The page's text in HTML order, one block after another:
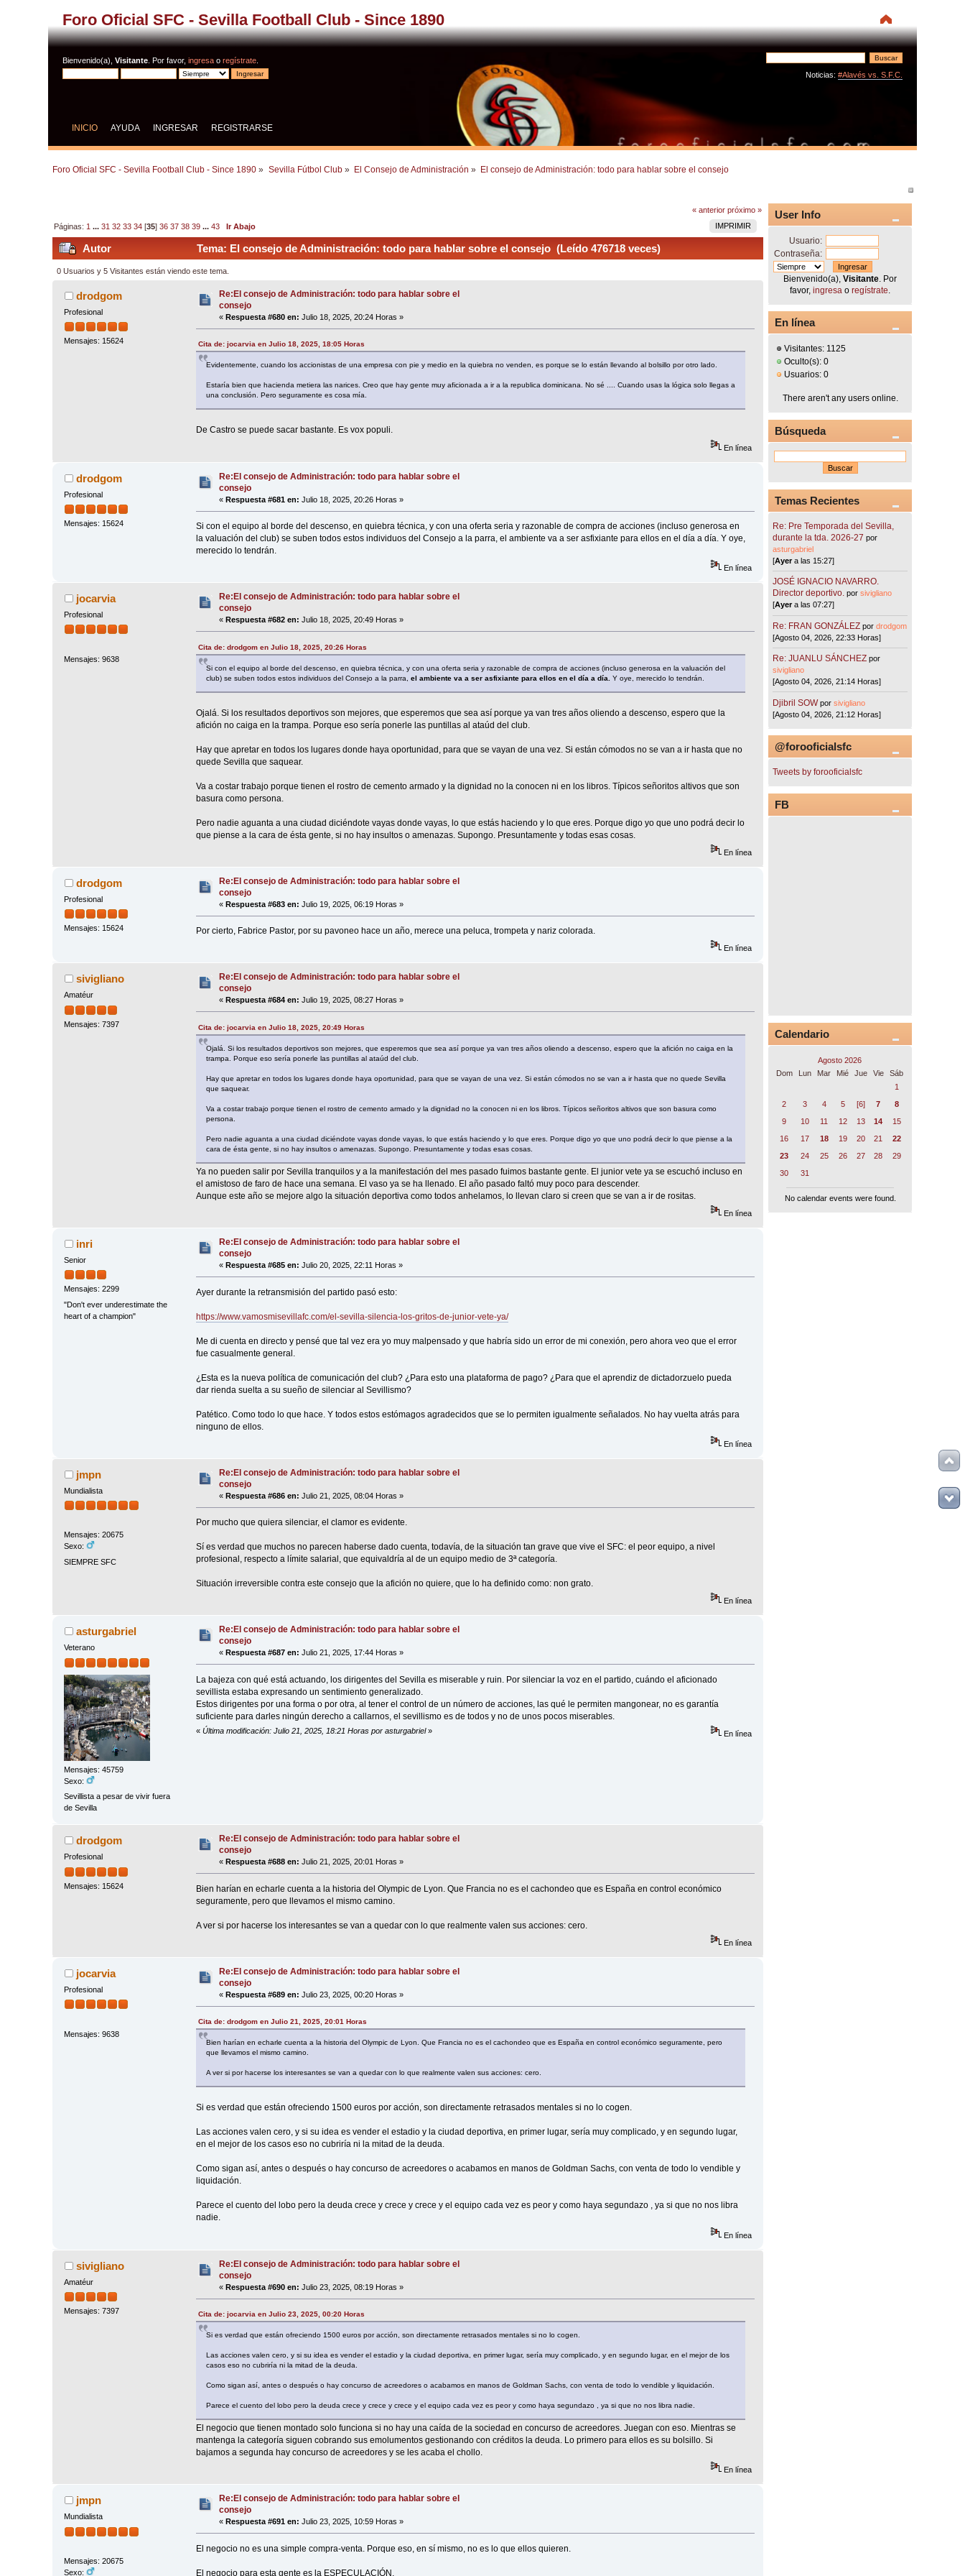
Foro Oficial SFC - Sevilla Football Club - Since 1890
Bienvenido(a),Visitante . Por favor,ingresa oregístrate
Noticias: #Alavés vs. S.F.C.
INICIO AYUDA INGRESAR REGISTRARSE
Foro Oficial SFC - Sevilla Football Club - Since 1890 » Sevilla Fútbol Club» El Consejo de Administración » El consejo de Administración: todo para hablar sobre el consejo
« anterior próximo »
IMPRIMIR
Páginas: 1 ...31 32 33 34 [35]36 37 38 39 ...43 Ir Abajo
Autor Tema: El consejo de Administración: todo para hablar sobre el consejo (Leído 476718 veces)
0 Usuarios y 5 Visitantes están viendo este tema.
drodgom
Profesional
Mensajes: 15624
Re:El consejo de Administración: todo para hablar sobre el
consejo
«Respuesta #680 en: Julio 18, 2025, 20:24 Horas »
Cita de: jocarvia en Julio 18, 2025, 18:05 Horas
Evidentemente, cuando los accionistas de una empresa con pie y medio en la quiebra no venden, es porque se lo están llevando al bolsillo por otro lado.
Estaría bien que hacienda metiera las narices. Creo que hay gente muy aficionada a ir a la republica dominicana. No sé .... Cuando usas la lógica solo llegas a
una conclusión. Pero seguramente es cosa mía.
De Castro se puede sacar bastante. Es vox populi.
En línea
drodgom
Profesional
Mensajes: 15624
Re:El consejo de Administración: todo para hablar sobre el
consejo
«Respuesta #681 en: Julio 18, 2025, 20:26 Horas »
Si con el equipo al borde del descenso, en quiebra técnica, y con una oferta seria y razonable de compra de acciones (incluso generosa en
la valuación del club) se suben todos estos individuos del Consejo a la parra, el ambiente va a ser asfixiante para ellos en el día a día. Y oye,
merecido lo tendrán.
En línea
jocarvia
Profesional
Mensajes: 9638
Re:El consejo de Administración: todo para hablar sobre el
consejo
« Respuesta #682 en: Julio 18, 2025, 20:49 Horas »
Cita de: drodgom en Julio 18, 2025, 20:26 Horas
Si con el equipo al borde del descenso, en quiebra técnica, y con una oferta seria y razonable de compra de acciones (incluso generosa en la valuación del
club) se suben todos estos individuos del Consejo a la parra, el ambiente va a ser asfixiante para ellos en el día a día. Y oye, merecido lo tendrán.
Ojalá. Si los resultados deportivos son mejores, que esperemos que sea así porque ya van tres años oliendo a descenso, espero que la
afición no caiga en la trampa. Porque eso sería ponerle las puntillas al ataúd del club.
Hay que apretar en todos los lugares donde haya oportunidad, para que se vayan de una vez. Si están cómodos no se van a ir hasta que no
quede Sevilla que saquear.
Va a costar trabajo porque tienen el rostro de cemento armado y la dignidad no la conocen ni en los libros. Típicos señoritos altivos que son
basura como persona.
Pero nadie aguanta a una ciudad diciéndote vayas donde vayas, lo que estás haciendo y lo que eres. Porque digo yo que uno podrá decir lo
que piense a la cara de ésta gente, si no hay insultos o amenazas. Supongo. Presuntamente y todas esas cosas.
En línea
drodgom
Profesional
Mensajes: 15624
Re:El consejo de Administración: todo para hablar sobre el
consejo
«Respuesta #683 en: Julio 19, 2025, 06:19 Horas »
Por cierto, Fabrice Pastor, por su pavoneo hace un año, merece una peluca, trompeta y nariz colorada.
En línea
sivigliano
Amatéur
Mensajes: 7397
Re:El consejo de Administración: todo para hablar sobre el
consejo
« Respuesta #684 en: Julio 19, 2025, 08:27 Horas »
Cita de: jocarvia en Julio 18, 2025, 20:49 Horas
Ojalá. Si los resultados deportivos son mejores, que esperemos que sea así porque ya van tres años oliendo a descenso, espero que la afición no caiga en la
trampa. Porque eso sería ponerle las puntillas al ataúd del club.
Hay que apretar en todos los lugares donde haya oportunidad, para que se vayan de una vez. Si están cómodos no se van a ir hasta que no quede Sevilla
que saquear.
Va a costar trabajo porque tienen el rostro de cemento armado y la dignidad no la conocen ni en los libros. Típicos señoritos altivos que son basura como
persona.
Pero nadie aguanta a una ciudad diciéndote vayas donde vayas, lo que estás haciendo y lo que eres. Porque digo yo que uno podrá decir lo que piense a la
cara de ésta gente, si no hay insultos o amenazas. Supongo. Presuntamente y todas esas cosas.
Ya no pueden salir por Sevilla tranquilos y a la manifestación del mes pasado fuimos bastante gente. El junior vete ya se escuchó incluso en
el amistoso de faro de hace una semana. El vaso ya se ha llenado. El año pasado faltó muy poco para descender.
Aunque este año se mejore algo la situación deportiva como todos anhelamos, lo llevan claro si creen que se van a ir de rositas.
En línea
inri
Senior
Mensajes: 2299
"Don't ever underestimate the
heart of a champion"
Re:El consejo de Administración: todo para hablar sobre el
consejo
«Respuesta #685 en: Julio 20, 2025, 22:11 Horas »
Ayer durante la retransmisión del partido pasó esto:
https://www.vamosmisevillafc.com/el-sevilla-silencia-los-gritos-de-junior-vete-ya/
Me di cuenta en directo y pensé que tal vez era yo muy malpensado y que habría sido un error de mi conexión, pero ahora veo que el error
fue casualmente general.
¿Esta es la nueva política de comunicación del club? ¿Para esto una plataforma de pago? ¿Para que el aprendiz de dictadorzuelo pueda
dar rienda suelta a su sueño de silenciar al Sevillismo?
Patético. Como todo lo que hace. Y todos estos estómagos agradecidos que se lo permiten igualmente señalados. No hay vuelta atrás para
ninguno de ellos.
En línea
jmpn
Mundialista
Mensajes: 20675
Sexo:
SIEMPRE SFC
Re:El consejo de Administración: todo para hablar sobre el
consejo
«Respuesta #686 en: Julio 21, 2025, 08:04 Horas »
Por mucho que quiera silenciar, el clamor es evidente.
Sí es verdad que muchos no parecen haberse dado cuenta, todavía, de la situación tan grave que vive el SFC: el peor equipo, a nivel
profesional, respecto a límite salarial, que equivaldría al de un equipo medio de 3ª categoría.
Situación irreversible contra este consejo que la afición no quiere, que lo ha definido como: non grato.
En línea
asturgabriel
Veterano
Mensajes: 45759
Sexo:
Sevillista a pesar de vivir fuera
de Sevilla
Re:El consejo de Administración: todo para hablar sobre el
consejo
« Respuesta #687 en: Julio 21, 2025, 17:44 Horas »
La bajeza con qué está actuando, los dirigentes del Sevilla es miserable y ruin. Por silenciar la voz en el partido, cuándo el aficionado
sevillista estaba expresando un sentimiento generalizado.
Estos dirigentes por una forma o por otra, al tener el control de un número de acciones, las qué le permiten mangonear, no es garantía
suficiente para darles ningún derecho a callarnos, el sevillismo es de todos y no de unos pocos miserables.
« Última modificación: Julio 21, 2025, 18:21 Horas por asturgabriel» En línea
drodgom
Profesional
Mensajes: 15624
Re:El consejo de Administración: todo para hablar sobre el
consejo
« Respuesta #688 en: Julio 21, 2025, 20:01 Horas »
Bien harían en echarle cuenta a la historia del Olympic de Lyon. Que Francia no es el cachondeo que es España en control económico
seguramente, pero que llevamos el mismo camino.
A ver si por hacerse los interesantes se van a quedar con lo que realmente valen sus acciones: cero.
En línea
jocarvia
Profesional
Mensajes: 9638
Re:El consejo de Administración: todo para hablar sobre el
consejo
«Respuesta #689 en: Julio 23, 2025, 00:20 Horas »
Cita de: drodgom en Julio 21, 2025, 20:01 Horas
Bien harían en echarle cuenta a la historia del Olympic de Lyon. Que Francia no es el cachondeo que es España en control económico seguramente, pero
que llevamos el mismo camino.
A ver si por hacerse los interesantes se van a quedar con lo que realmente valen sus acciones: cero.
Si es verdad que están ofreciendo 1500 euros por acción, son directamente retrasados mentales si no lo cogen.
Las acciones valen cero, y si su idea es vender el estadio y la ciudad deportiva, en primer lugar, sería muy complicado, y en segundo lugar,
en el mejor de los casos eso no cubriría ni la mitad de la deuda.
Como sigan así, antes o después o hay concurso de acreedores o acabamos en manos de Goldman Sachs, con venta de todo lo vendible y
liquidación.
Parece el cuento del lobo pero la deuda crece y crece y crece y el equipo cada vez es peor y como haya segundazo , ya si que no nos libra
nadie.
En línea
sivigliano
Amatéur
Mensajes: 7397
Re:El consejo de Administración: todo para hablar sobre el
consejo
«Respuesta #690 en: Julio 23, 2025, 08:19 Horas »
Cita de: jocarvia en Julio 23, 2025, 00:20 Horas
Si es verdad que están ofreciendo 1500 euros por acción, son directamente retrasados mentales si no lo cogen.
Las acciones valen cero, y si su idea es vender el estadio y la ciudad deportiva, en primer lugar, sería muy complicado, y en segundo lugar, en el mejor de los
casos eso no cubriría ni la mitad de la deuda.
Como sigan así, antes o después o hay concurso de acreedores o acabamos en manos de Goldman Sachs, con venta de todo lo vendible y liquidación.
Parece el cuento del lobo pero la deuda crece y crece y crece y el equipo cada vez es peor y como haya segundazo , ya si que no nos libra nadie.
El negocio que tienen montado solo funciona si no hay una caída de la sociedad en concurso de acreedores. Juegan con eso. Mientras se
mantenga la categoría siguen cobrando sus emolumentos gestionando con créditos la deuda. Lo primero para ellos es su bolsillo. Si
bajamos a segunda hay concurso de acreedores y se les acaba el chollo.
En línea
jmpn
Mundialista
Mensajes: 20675
Sexo:
Re:El consejo de Administración: todo para hablar sobre el
consejo
« Respuesta #691 en: Julio 23, 2025, 10:59 Horas »
El negocio no es una simple compra-venta. Porque eso, en sí mismo, no es lo que ellos quieren.
El negocio para esta gente es la ESPECULACIÓN.
User Info
Usuario:
Contraseña:
Bienvenido(a),Visitante . Por
favor,ingresa oregístrate
En línea
Visitantes: 1125
Oculto(s): 0
Usuarios: 0
There aren't any users online.
Búsqueda
Temas Recientes
Re: Pre Temporada del Sevilla,
durante la tda. 2026-27 por
asturgabriel
[Ayera las 15:27]
JOSÉ IGNACIO NAVARRO.
Director deportivo. porsivigliano
[Ayera las 07:27]
Re: FRAN GONZÁLEZ pordrodgom
[Agosto 04, 2026, 22:33 Horas]
Re: JUANLU SÁNCHEZ por
sivigliano
[Agosto 04, 2026, 21:14 Horas]
Djibril SOW porsivigliano
[Agosto 04, 2026, 21:12 Horas]
@forooficialsfc
Tweets by forooficialsfc
FB
Calendario
Agosto 2026
Dom
Lun Mar Mié Jue Vie
Sáb
1
2
3 4 5 [6] 7
8
9
10 11 12 13 14
15
16
17 18 19 20 21
22
23
24 25 26 27 28
29
30
31
No calendar events were found.